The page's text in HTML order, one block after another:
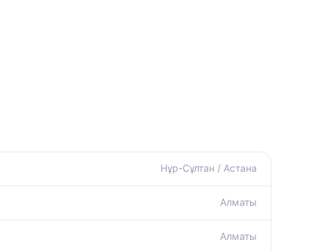
Нұр-Сұлтан / Астана
Алматы
Алматы